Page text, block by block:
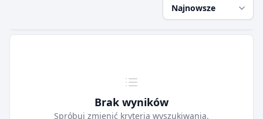
Najnowsze
Brak wyników
Spróbuj zmienić kryteria wyszukiwania.